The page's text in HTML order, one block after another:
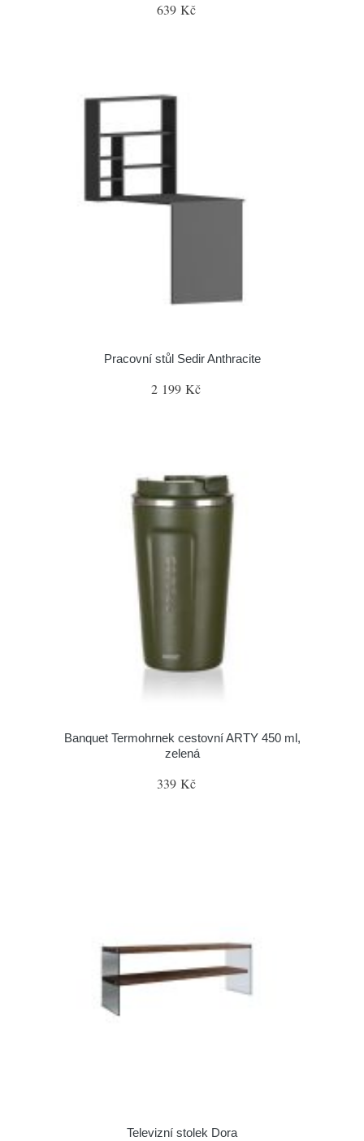
639 Kč
Pracovní stůl Sedir Anthracite
2 199 Kč
Banquet Termohrnek cestovní ARTY 450 ml,
zelená
339 Kč
Televizní stolek Dora